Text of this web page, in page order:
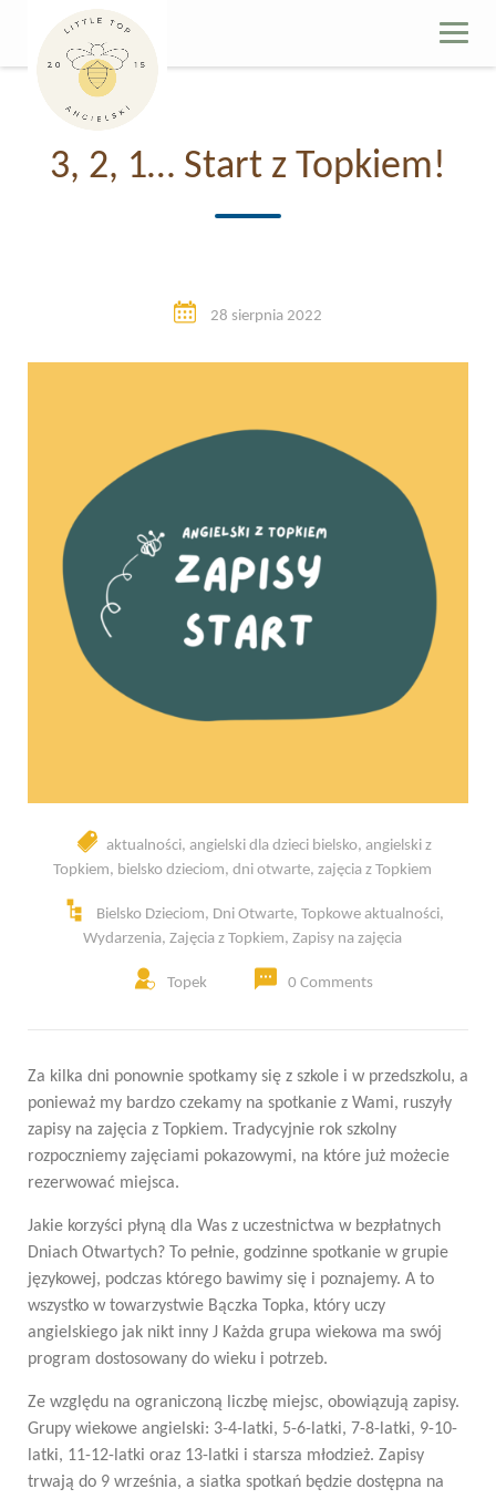
content
3, 2, 1… Start z Topkiem!
28 sierpnia 2022
aktualności, angielski dla dzieci bielsko, angielski z
Topkiem, bielsko dzieciom, dni otwarte, zajęcia z Topkiem
Bielsko Dzieciom, Dni Otwarte, Topkowe aktualności,
Wydarzenia, Zajęcia z Topkiem, Zapisy na zajęcia
Topek 0 Comments
Za kilka dni ponownie spotkamy się z szkole i w przedszkolu, a
ponieważ my bardzo czekamy na spotkanie z Wami, ruszyły
zapisy na zajęcia z Topkiem. Tradycyjnie rok szkolny
rozpoczniemy zajęciami pokazowymi, na które już możecie
rezerwować miejsca.
Jakie korzyści płyną dla Was z uczestnictwa w bezpłatnych
Dniach Otwartych? To pełnie, godzinne spotkanie w grupie
językowej, podczas którego bawimy się i poznajemy. A to
wszystko w towarzystwie Bączka Topka, który uczy
angielskiego jak nikt inny J Każda grupa wiekowa ma swój
program dostosowany do wieku i potrzeb.
Ze względu na ograniczoną liczbę miejsc, obowiązują zapisy.
Grupy wiekowe angielski: 3-4-latki, 5-6-latki, 7-8-latki, 9-10-
latki, 11-12-latki oraz 13-latki i starsza młodzież. Zapisy
trwają do 9 września, a siatka spotkań będzie dostępna na